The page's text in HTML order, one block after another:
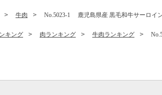
牛肉 No.5023-1 鹿児島県産 黒毛和牛サーロイ
キング 肉ランキング 牛肉ランキング